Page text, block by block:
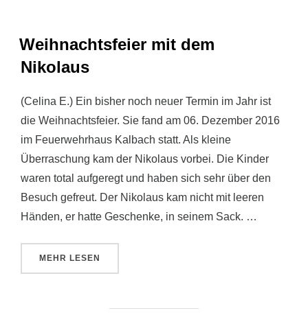
Weihnachtsfeier mit dem
Nikolaus
(Celina E.) Ein bisher noch neuer Termin im Jahr ist
die Weihnachtsfeier. Sie fand am 06. Dezember 2016
im Feuerwehrhaus Kalbach statt. Als kleine
Überraschung kam der Nikolaus vorbei. Die Kinder
waren total aufgeregt und haben sich sehr über den
Besuch gefreut. Der Nikolaus kam nicht mit leeren
Händen, er hatte Geschenke, in seinem Sack. …
MEHR ÜBER „WEIHNACHTSFEIER MIT DEM NIKOLAUS“
LESEN